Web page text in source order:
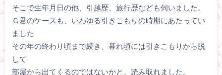
そこで生年月日の他、引越歴、旅行歴なども伺いました。
Ｇ君のケースも、いわゆる引きこもりの時期にあたってい
ました
その年の終わり頃まで続き、暮れ頃には引きこもりから脱
して
部屋から出てくるのではないかと、読み取れました。